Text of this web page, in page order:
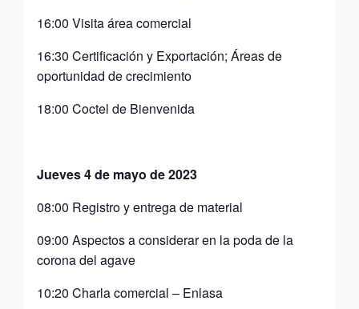
16:00 Visita área comercial
16:30 Certificación y Exportación; Áreas de
oportunidad de crecimiento
18:00 Coctel de Bienvenida
Jueves 4 de mayo de 2023
08:00 Registro y entrega de material
09:00 Aspectos a considerar en la poda de la
corona del agave
10:20 Charla comercial – Enlasa